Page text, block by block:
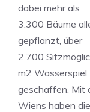
dabei mehr als
3.300 Bäume
gepflanzt, über
2.700
m2 Wasserspiel
geschaffen. Mit
Wiens haben die